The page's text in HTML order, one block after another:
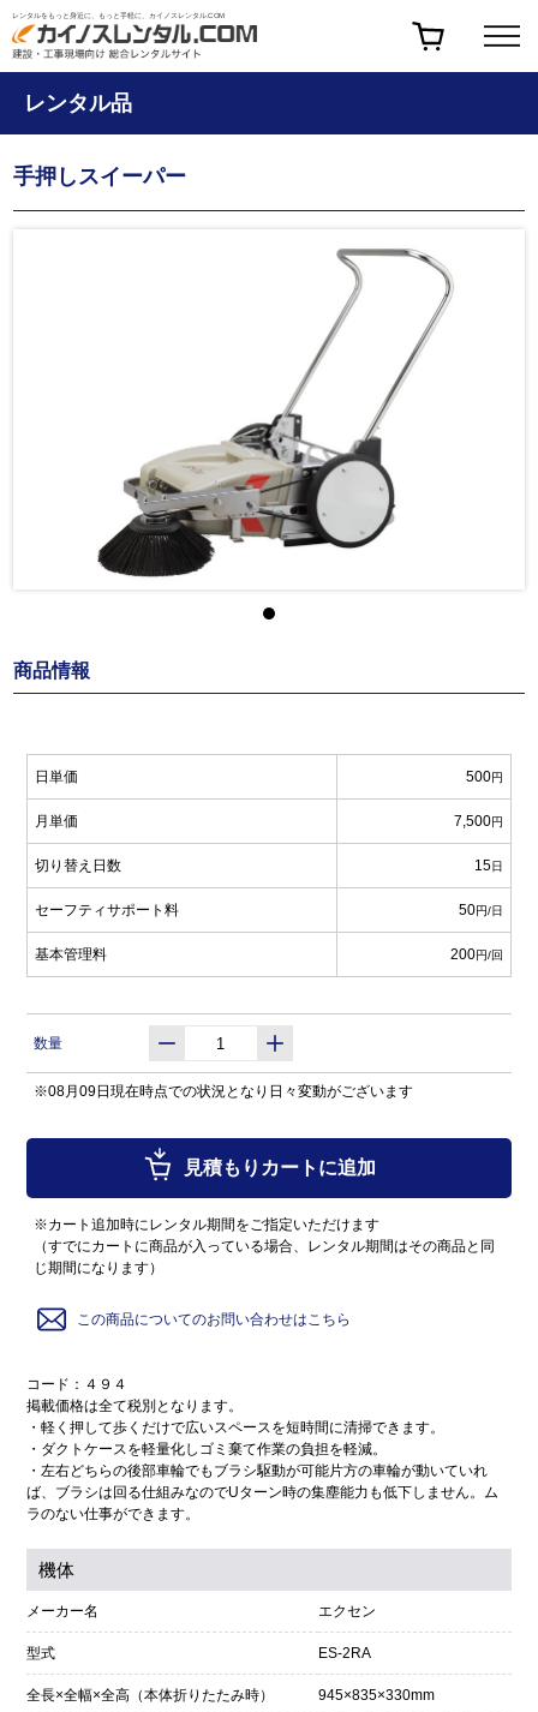
レンタルをもっと身近に、もっと手軽に、カイノスレンタル.COM
レンタル品
手押しスイーパー
商品情報
日単価 500円
月単価 7,500円
切り替え日数 15日
セーフティサポート料 50円/日
基本管理料 200円/回
数量
※08月09日現在時点での状況となり日々変動がございます
見積もりカートに追加
※カート追加時にレンタル期間をご指定いただけます
（すでにカートに商品が入っている場合、レンタル期間はその商品と同
じ期間になります）
この商品についてのお問い合わせはこちら
コード：４９４
掲載価格は全て税別となります。
・軽く押して歩くだけで広いスペースを短時間に清掃できます。
・ダクトケースを軽量化しゴミ棄て作業の負担を軽減。
・左右どちらの後部車輪でもブラシ駆動が可能片方の車輪が動いていれ
ば、ブラシは回る仕組みなのでUターン時の集塵能力も低下しません。ム
ラのない仕事ができます。
機体
メーカー名 エクセン
型式 ES-2RA
全長×全幅×全高（本体折りたたみ時） 945×835×330mm